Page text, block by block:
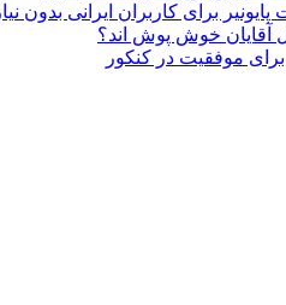
پایونیر برای کاربران ایرانی بدون
آقایان خوش پوش اند؟
موفقیت در کنکور